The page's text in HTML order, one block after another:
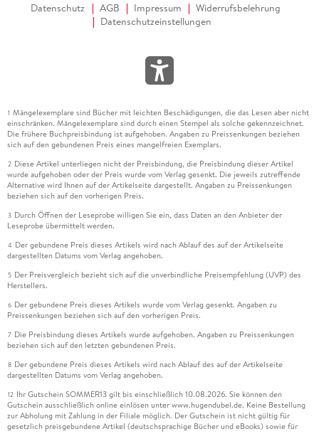
Datenschutz AGB Impressum
Widerrufsbelehrung
Datenschutzeinstellungen
1 Mängelexemplare sind Bücher mit leichten Beschädigungen, die das Lesen aber nicht
einschränken. Mängelexemplare sind durch einen Stempel als solche gekennzeichnet.
Die frühere Buchpreisbindung ist aufgehoben. Angaben zu Preissenkungen beziehen
sich auf den gebundenen Preis eines mangelfreien Exemplars.
2 Diese Artikel unterliegen nicht der Preisbindung, die Preisbindung dieser Artikel
wurde aufgehoben oder der Preis wurde vom Verlag gesenkt. Die jeweils zutreffende
Alternative wird Ihnen auf der Artikelseite dargestellt. Angaben zu Preissenkungen
beziehen sich auf den vorherigen Preis.
3 Durch Öffnen der Leseprobe willigen Sie ein, dass Daten an den Anbieter der
Leseprobe übermittelt werden.
4 Der gebundene Preis dieses Artikels wird nach Ablauf des auf der Artikelseite
dargestellten Datums vom Verlag angehoben.
5 Der Preisvergleich bezieht sich auf die unverbindliche Preisempfehlung (UVP) des
Herstellers.
6 Der gebundene Preis dieses Artikels wurde vom Verlag gesenkt. Angaben zu
Preissenkungen beziehen sich auf den vorherigen Preis.
7 Die Preisbindung dieses Artikels wurde aufgehoben. Angaben zu Preissenkungen
beziehen sich auf den letzten gebundenen Preis.
8 Der gebundene Preis dieses Artikels wird nach Ablauf des auf der Artikelseite
dargestellten Datums vom Verlag angehoben.
12 Ihr Gutschein SOMMER13 gilt bis einschließlich 10.08.2026. Sie können den
Gutschein ausschließlich online einlösen unter www.hugendubel.de. Keine Bestellung
zur Abholung mit Zahlung in der Filiale möglich. Der Gutschein ist nicht gültig für
gesetzlich preisgebundene Artikel (deutschsprachige Bücher und eBooks) sowie für